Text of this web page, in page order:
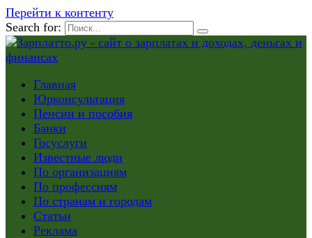
Перейти к контенту
Search for:
Главная
Юрконсультация
Пенсии и пособия
Банки
Госуслуги
Известные люди
По организациям
По профессиям
По странам и городам
Статьи
Реклама